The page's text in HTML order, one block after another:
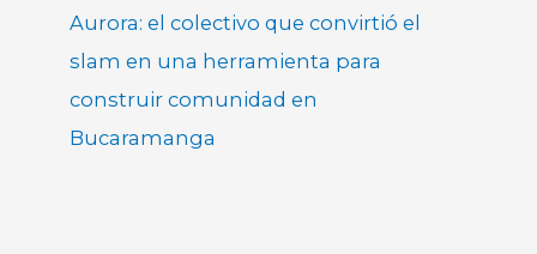
Aurora: el colectivo que convirtió el
slam en una herramienta para
construir comunidad en
Bucaramanga